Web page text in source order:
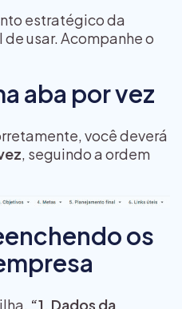
estratégico da
usar. Acompanhe o
aba por vez
você deverá
, seguindo a ordem
os
“1. Dados da